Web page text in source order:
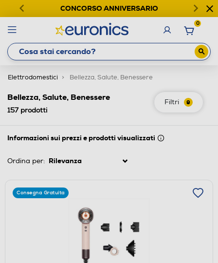
CONCORSO ANNIVERSARIO
0
Elettrodomestici Bellezza, Salute, Benessere
Filtri 9
Bellezza, Salute, Benessere
157prodotti
Informazioni sui prezzi e prodotti visualizzati
Ordina per:
Consegna Gratuita